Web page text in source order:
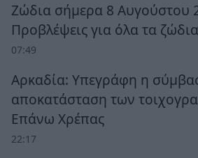
Ζώδια σήμερα 8 Αυγούστου
Προβλέψεις για όλα τα ζώδια
07:49
Αρκαδία: Υπεγράφη η
αποκατάσταση των
Επάνω Χρέπας
22:17